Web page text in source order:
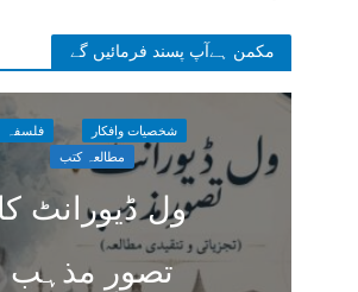
مکمن ہےآپ پسند فرمائیں گے
شخصیات وافکار
فلسفہ
مطالعہ کتب
ول ڈیورانٹ کا
تصورِ مذہب